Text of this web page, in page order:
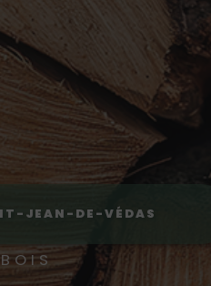
JEAN-DE-VÉDAS